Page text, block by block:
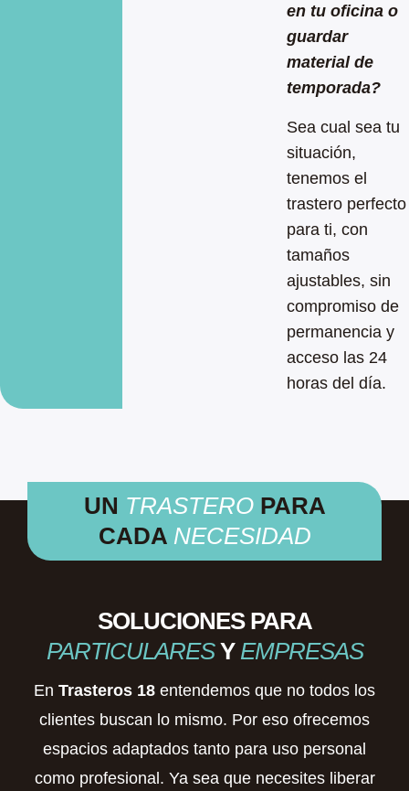
en tu oficina o
guardar
material de
temporada?
Sea cual sea tu
situación,
tenemos el
trastero perfecto
para ti, con
tamaños
ajustables, sin
compromiso de
permanencia y
acceso las 24
horas del día.
UN TRASTEROPARA
CADA NECESIDAD
SOLUCIONES PARA
PARTICULARESY EMPRESAS
En Trasteros 18 entendemos que no todos los
clientes buscan lo mismo. Por eso ofrecemos
espacios adaptados tanto para uso personal
como profesional. Ya sea que necesites liberar